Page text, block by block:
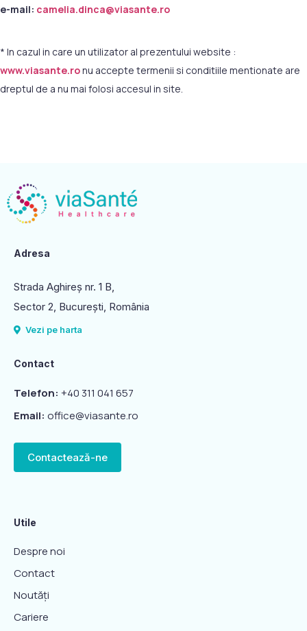
e-mail: camelia.dinca@viasante.ro
* In cazul in care un utilizator al prezentului website :
www.viasante.ronu accepte termenii si conditiile mentionate are
dreptul de a nu mai folosi accesul in site.
Adresa
Strada Aghireș nr. 1 B,
Sector 2, Bucureşti, România
Vezi pe harta
Contact
Telefon: +40 311 041 657
Email: office@viasante.ro
Contactează-ne
Utile
Despre noi
Contact
Noutăți
Cariere